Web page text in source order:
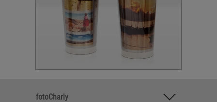
fotoCharly